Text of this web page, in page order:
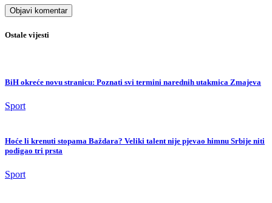
Ostale vijesti
BiH okreće novu stranicu: Poznati svi termini narednih utakmica Zmajeva
Sport
Hoće li krenuti stopama Baždara? Veliki talent nije pjevao himnu Srbije niti
podigao tri prsta
Sport